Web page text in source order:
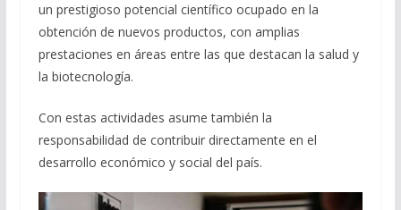
un prestigioso potencial científico ocupado en la
obtención de nuevos productos, con amplias
prestaciones en áreas entre las que destacan la salud y
la biotecnología.
Con estas actividades asume también la
responsabilidad de contribuir directamente en el
desarrollo económico y social del país.